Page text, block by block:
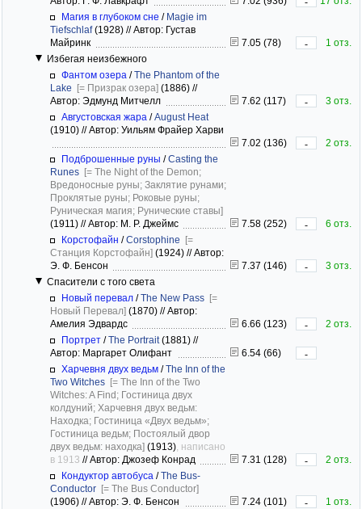
Магия в глубоком сне / Magie im
Tiefschlaf(1928) //Автор: Густав
Майринк
7.05 (78) -
1 отз.
Избегая неизбежного
Фантом озера /The Phantom of the
Lake [= Призрак озера] (1886) //
Автор: Эдмунд Митчелл
7.62 (117) -
3 отз.
Августовская жара /August Heat
(1910) //Автор: Уильям Фрайер Харви
7.02 (136)
-
2 отз.
Подброшенные руны /Casting the
Runes [= The Night of the Demon;
Вредоносные руны; Заклятие рунами;
Проклятые руны; Роковые руны;
Руническая магия; Рунические ставы]
(1911) //Автор: М. Р. Джеймс 7.58 (252) -
6 отз.
Корстофайн /Corstophine [=
Станция Корстофайн] (1924) //Автор:
Э. Ф. Бенсон
7.37 (146) -
3 отз.
Спасители с того света
Новый перевал /The New Pass [=
Новый Перевал] (1870) //Автор:
Амелия Эдвардс
6.66 (123) -
2 отз.
Портрет /The Portrait(1881) //
Автор: Маргарет Олифант
6.54 (66)
-
Харчевня двух ведьм /The Inn of the
Two Witches [= The Inn of the Two
Witches: A Find; Гостиница двух
колдуний; Харчевня двух ведьм:
Находка; Гостиница «Двух ведьм»;
Гостиница ведьм; Постоялый двор
двух ведьм: находка] (1913) , написано
в 1913 //Автор: Джозеф Конрад 7.31 (128) -
2 отз.
Кондуктор автобуса /The Bus-
Conductor [= The Bus Conductor]
(1906) //Автор: Э. Ф. Бенсон 7.24 (101) -
1 отз.